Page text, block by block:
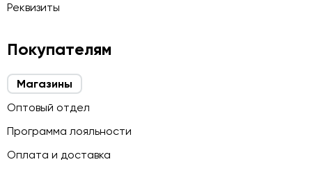
Реквизиты
Покупателям
Магазины
Оптовый отдел
Программа лояльности
Оплата и доставка